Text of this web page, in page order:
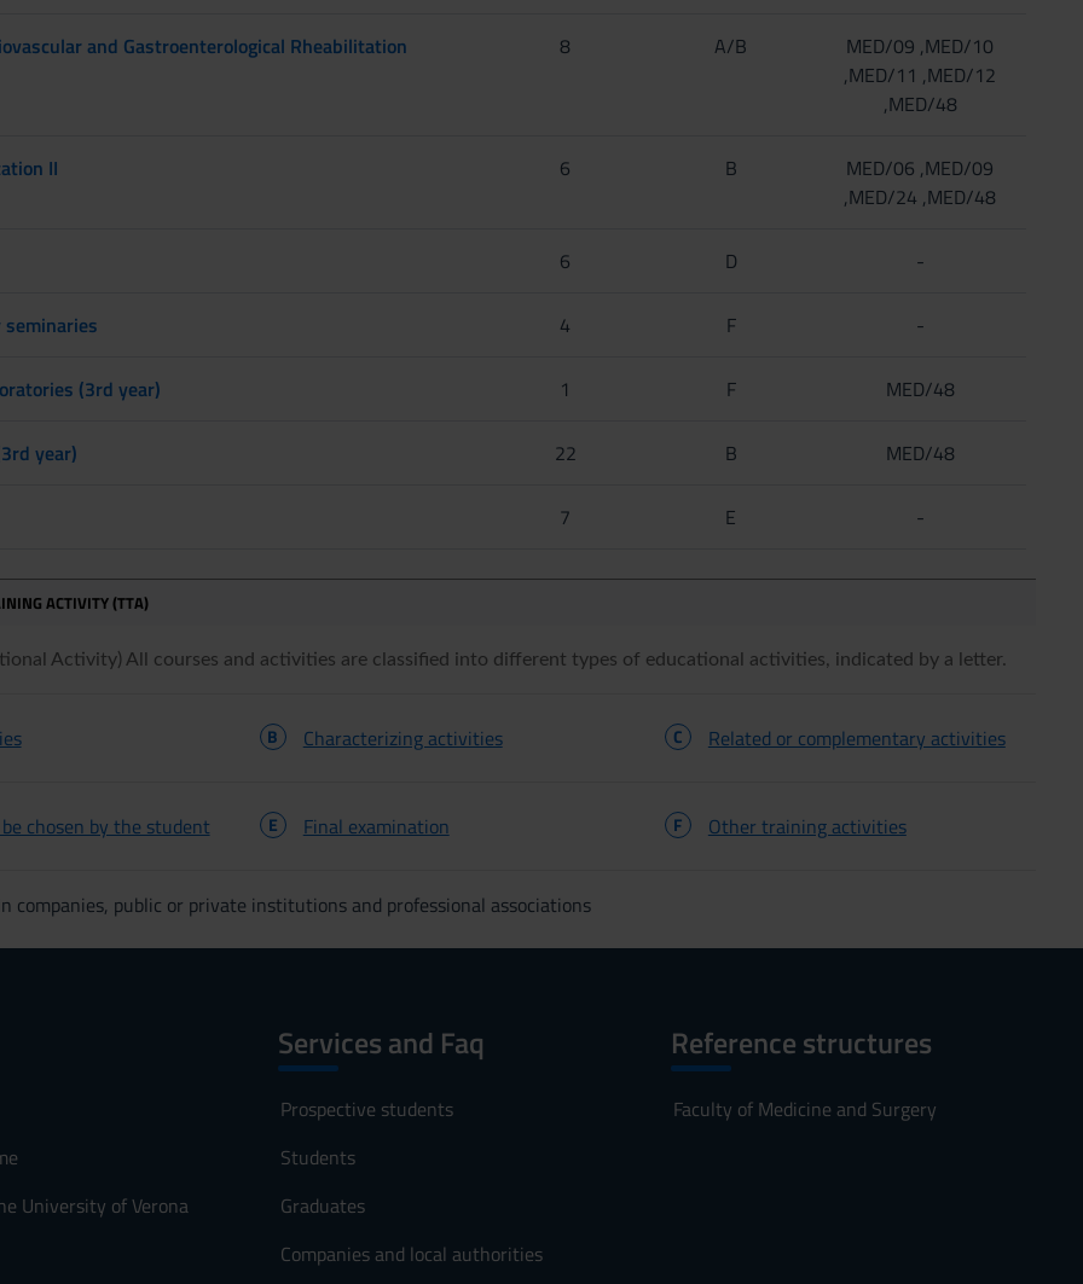
and Gastroenterological Rheabilitation 8 A/B
MED/09 ,MED/10
,MED/11 ,MED/12
,MED/48
II 6 B
MED/06 ,MED/09
,MED/24 ,MED/48
6 D -
4 F -
(3rd year) 1 F MED/48
year) 22 B MED/48
7 E -
ACTIVITY (TTA)
Activity) All courses and activities are classified into different types of educational activities, indicated by a letter.
B Characterizing activities C Related or complementary activities
chosen by the student E Final examination F Other training activities
companies, public or private institutions and professional associations
University of Verona
Services and Faq
Prospective students
Students
Graduates
Companies and local authorities
Reference structures
Faculty of Medicine and Surgery